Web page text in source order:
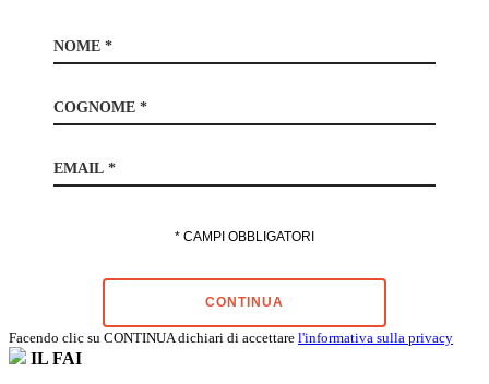
NOME *
COGNOME *
EMAIL *
* CAMPI OBBLIGATORI
CONTINUA
Facendo clic su CONTINUA dichiari di accettare l'informativa sulla privacy
IL FAI